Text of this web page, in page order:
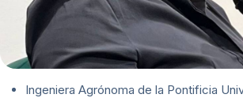
Ingeniera Agrónoma de la Pontificia